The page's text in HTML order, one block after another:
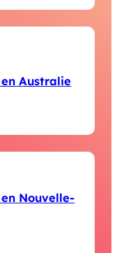
Australie
Nouvelle-